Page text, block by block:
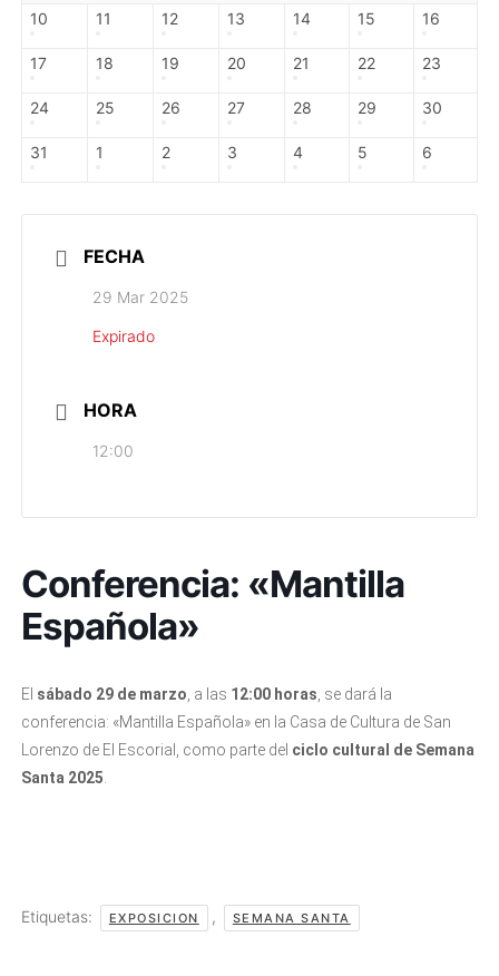
10 11 12 13 14 15 16
17 18 19 20 21 22 23
24 25 26 27 28 29 30
31 1 2 3 4 5 6
FECHA
29 Mar 2025
Expirado
HORA
12:00
Conferencia: «Mantilla
Española»
El sábado 29 de marzo , a las 12:00 horas , se dará la
conferencia: «Mantilla Española» en la Casa de Cultura de San
Lorenzo de El Escorial, como parte del ciclo cultural de Semana
Santa 2025
Etiquetas: EXPOSICION , SEMANA SANTA